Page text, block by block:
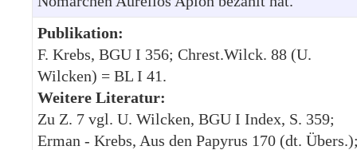
Publikation:
F. Krebs, BGU I 356; Chrest.Wilck. 88 (U.
Wilcken) = BL I 41.
Weitere Literatur:
Zu Z. 7 vgl. U. Wilcken, BGU I Index, S. 359;
Erman - Krebs, Aus den Papyrus 170 (dt.